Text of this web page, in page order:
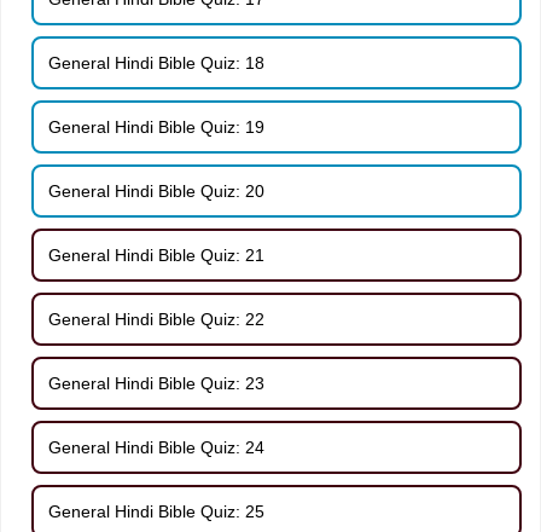
General Hindi Bible Quiz: 18
General Hindi Bible Quiz: 19
General Hindi Bible Quiz: 20
General Hindi Bible Quiz: 21
General Hindi Bible Quiz: 22
General Hindi Bible Quiz: 23
General Hindi Bible Quiz: 24
General Hindi Bible Quiz: 25